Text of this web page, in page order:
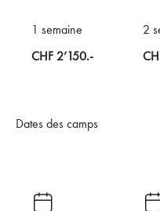
1 semaine
CHF 2’150.-
2
Dates des camps